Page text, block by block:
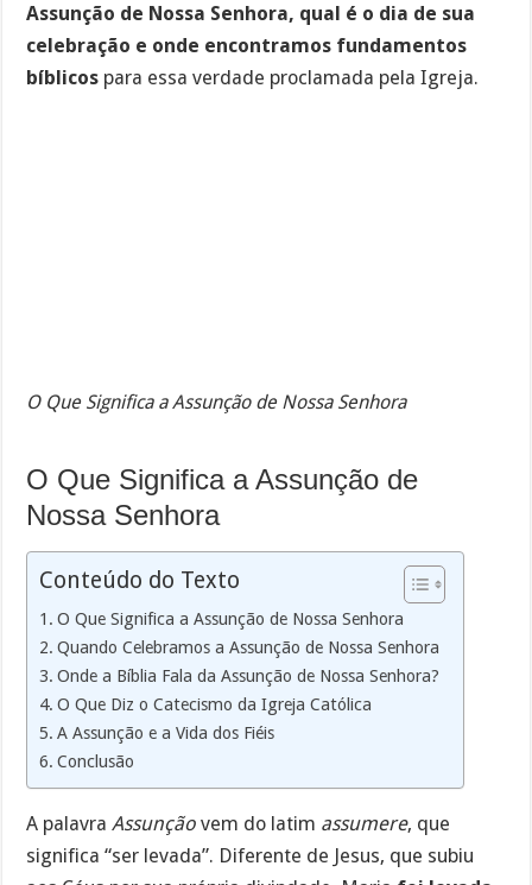
Assunção de Nossa Senhora, qual é o dia de sua
celebração e onde encontramos fundamentos
bíblicos para essa verdade proclamada pela Igreja.
O Que Significa a Assunção de Nossa Senhora
O Que Significa a Assunção de
Nossa Senhora
Conteúdo do Texto
O Que Significa a Assunção de Nossa Senhora
Quando Celebramos a Assunção de Nossa Senhora
Onde a Bíblia Fala da Assunção de Nossa Senhora?
O Que Diz o Catecismo da Igreja Católica
A Assunção e a Vida dos Fiéis
Conclusão
A palavraAssunção vem do latim assumere, que
significa “ser levada”. Diferente de Jesus, que subiu